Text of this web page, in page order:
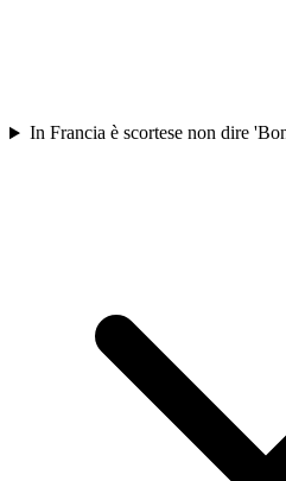
In Francia è scortese non dire